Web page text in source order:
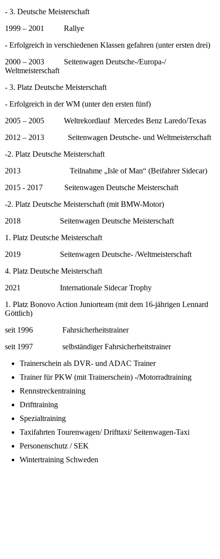
- 3. Deutsche Meisterschaft
1999 – 2001 Rallye
- Erfolgreich in verschiedenen Klassen gefahren (unter ersten drei)
2000 – 2003 Seitenwagen Deutsche-/Europa-/
Weltmeisterschaft
- 3. Platz Deutsche Meisterschaft
- Erfolgreich in der WM (unter den ersten fünf)
2005 – 2005 Weltrekordlauf Mercedes Benz Laredo/Texas
2012 – 2013 Seitenwagen Deutsche- und Weltmeisterschaft
-2. Platz Deutsche Meisterschaft
2013 Teilnahme „Isle of Man“ (Beifahrer Sidecar)
2015 - 2017 Seitenwagen Deutsche Meisterschaft
-2. Platz Deutsche Meisterschaft (mit BMW-Motor)
2018 Seitenwagen Deutsche Meisterschaft
1. Platz Deutsche Meisterschaft
2019 Seitenwagen Deutsche- /Weltmeisterschaft
4. Platz Deutsche Meisterschaft
2021 Internationale Sidecar Trophy
1. Platz Bonovo Action Juniorteam (mit dem 16-jährigen Lennard
Göttlich)
seit 1996 Fahrsicherheitstrainer
seit 1997 selbständiger Fahrsicherheitstrainer
Trainerschein als DVR- und ADAC Trainer
Trainer für PKW (mit Trainerschein) -/Motorradtraining
Rennstreckentraining
Drifttraining
Spezialtraining
Taxifahrten Tourenwagen/ Drifttaxi/ Seitenwagen-Taxi
Personenschutz / SEK
Wintertraining Schweden